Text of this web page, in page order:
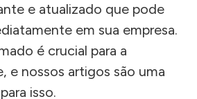
e atualizado que pode
em sua empresa.
é crucial para a
e nossos artigos são uma
isso.